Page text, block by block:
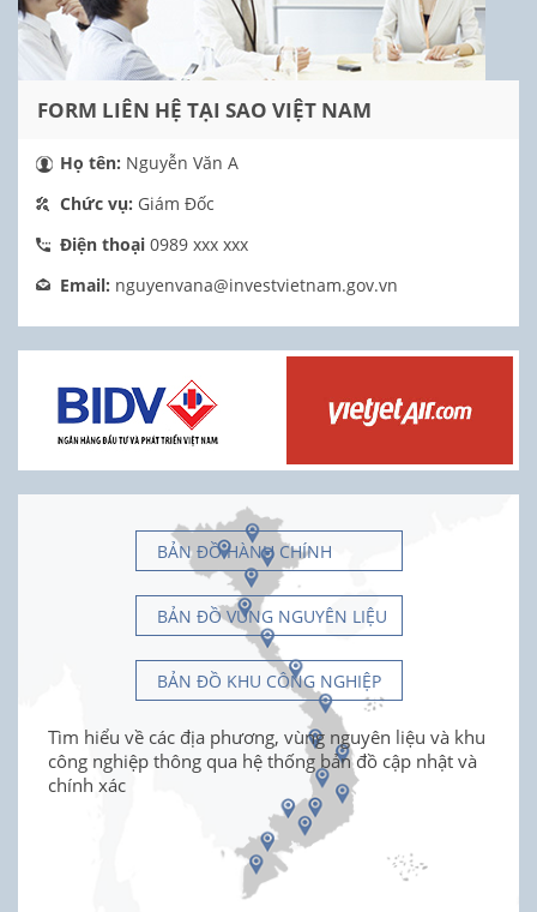
FORM LIÊN HỆ TẠI SAO VIỆT NAM
Họ tên: Nguyễn Văn A
Chức vụ: Giám Đốc
Điện thoại 0989 xxx xxx
Email: nguyenvana@investvietnam.gov.vn
BẢN ĐỒ HÀNH CHÍNH
BẢN ĐỒ VÙNG NGUYÊN LIỆU
BẢN ĐỒ KHU CÔNG NGHIỆP
Tìm hiểu về các địa phương, vùng nguyên liệu và khu
công nghiệp thông qua hệ thống bản đồ cập nhật và
chính xác